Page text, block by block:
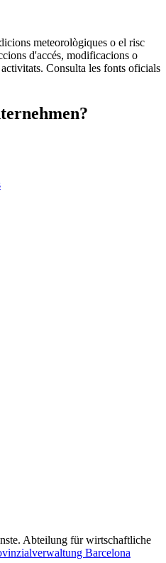
meteorològiques o el risc
d'accés, modificacions o
Consulta les fonts oficials
Abteilung für wirtschaftliche
Barcelona